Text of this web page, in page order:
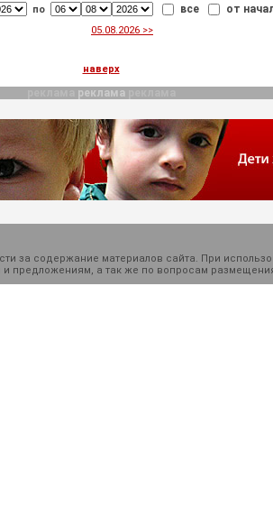
по все от
05.08.2026 >>
наверх
реклама
за содержание материалов сайта. При
и предложениям, а так же по вопросам